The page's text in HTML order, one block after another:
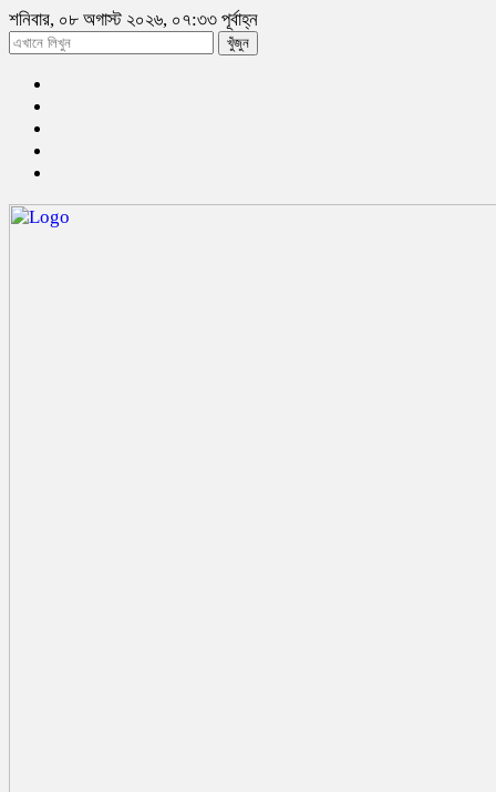
শনিবার, ০৮ অগাস্ট ২০২৬, ০৭:৩৩ পূর্বাহ্ন
খুঁজুন